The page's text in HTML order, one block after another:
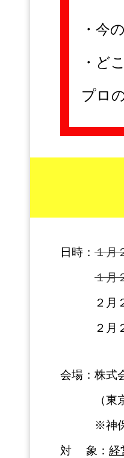
・今
・ど
プロ
日時： １月
１月
２月２０
２月２６
会場：株式
（東京都
※神保町
対 象： 経